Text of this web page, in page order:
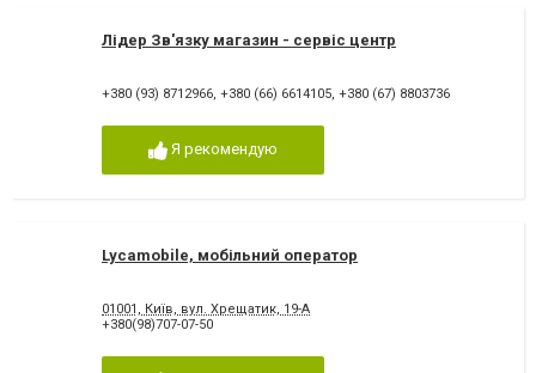
Лідер Зв'язку магазин - сервіс центр
+380 (93) 8712966, +380 (66) 6614105, +380 (67) 8803736
Я рекомендую
Lycamobile, мобільний оператор
01001, Київ, вул. Хрещатик, 19-А
+380(98)707-07-50